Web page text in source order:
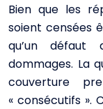
Bien que les
soient censées
qu’un défaut
dommages. La
couverture
« consécutifs ».